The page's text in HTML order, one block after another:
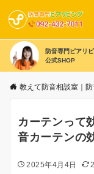
防音専門ピアリ
公式SHOP
教えて防音相談室｜
カーテンって
音カーテンの
2025年4月4日